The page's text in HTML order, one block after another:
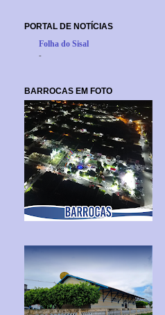
PORTAL DE NOTÍCIAS
Folha do Sisal
-
BARROCAS EM FOTO